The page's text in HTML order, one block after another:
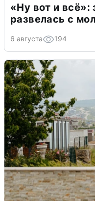
«Ну вот и
развелась с
6 августа 194